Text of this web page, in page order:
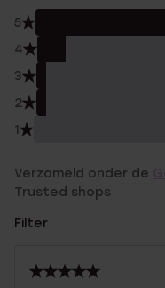
5
4
3
2
1
Verzameld onder de
Trusted shops
Filter